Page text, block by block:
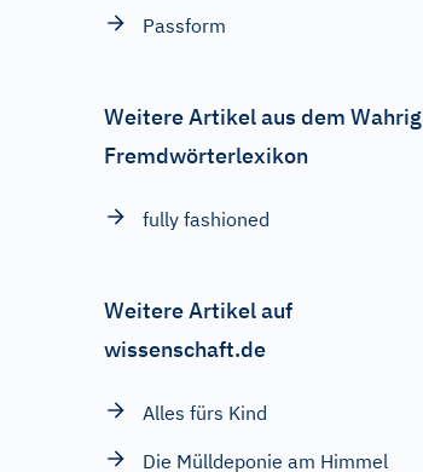
Passform
Weitere Artikel aus dem Wahrig
Fremdwörterlexikon
fully fashioned
Weitere Artikel auf
wissenschaft.de
Alles fürs Kind
Die Mülldeponie am Himmel